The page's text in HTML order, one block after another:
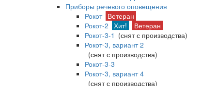
Приборы речевого оповещения
Рокот Ветеран
Рокот-2 Хит!
Ветеран
Рокот-3-1 (снят с производства)
Рокот-3, вариант 2
(снят с производства)
Рокот-3-3
Рокот-3, вариант 4
(снят с производства)